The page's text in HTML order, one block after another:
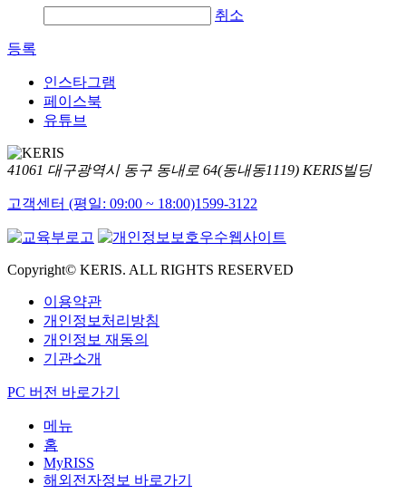
취소
등록
인스타그램
페이스북
유튜브
41061 대구광역시 동구 동내로 64(동내동1119) KERIS빌딩
고객센터 (평일: 09:00 ~ 18:00)1599-3122
Copyright© KERIS. ALL RIGHTS RESERVED
이용약관
개인정보처리방침
개인정보 재동의
기관소개
PC 버전 바로가기
메뉴
홈
MyRISS
해외전자정보 바로가기